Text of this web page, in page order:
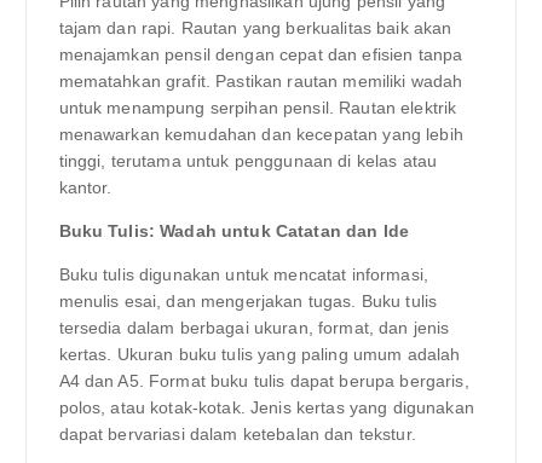
tajam dan rapi. Rautan yang berkualitas baik akan
menajamkan pensil dengan cepat dan efisien tanpa
mematahkan grafit. Pastikan rautan memiliki wadah
untuk menampung serpihan pensil. Rautan elektrik
menawarkan kemudahan dan kecepatan yang lebih
tinggi, terutama untuk penggunaan di kelas atau
kantor.
Buku Tulis: Wadah untuk Catatan dan Ide
Buku tulis digunakan untuk mencatat informasi,
menulis esai, dan mengerjakan tugas. Buku tulis
tersedia dalam berbagai ukuran, format, dan jenis
kertas. Ukuran buku tulis yang paling umum adalah
A4 dan A5. Format buku tulis dapat berupa bergaris,
polos, atau kotak-kotak. Jenis kertas yang digunakan
dapat bervariasi dalam ketebalan dan tekstur.